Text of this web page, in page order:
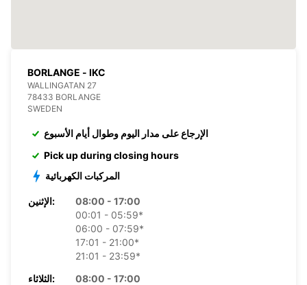
BORLANGE - IKC
WALLINGATAN 27
78433 BORLANGE
SWEDEN
الإرجاع على مدار اليوم وطوال أيام الأسبوع
Pick up during closing hours
المركبات الكهربائية
الإثنين:
08:00 - 17:00
00:01 - 05:59*
06:00 - 07:59*
17:01 - 21:00*
21:01 - 23:59*
الثلاثاء:
08:00 - 17:00